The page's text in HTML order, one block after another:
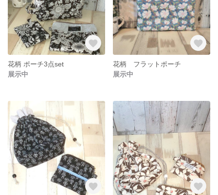
花柄 ポーチ3点set
展示中
花柄 フラットポーチ
展示中